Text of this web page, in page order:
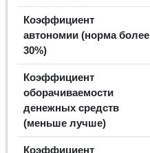
Коэффициент
автономии (норма более
30%)
Коэффициент
оборачиваемости
денежных средств
(меньше лучше)
Коэффициент